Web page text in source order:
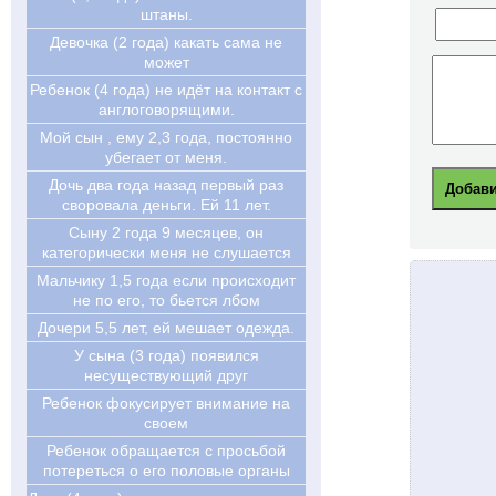
штаны.
Девочка (2 года) какать сама не
может
Ребенок (4 года) не идёт на контакт с
англоговорящими.
Мой сын , ему 2,3 года, постоянно
убегает от меня.
Дочь два года назад первый раз
своровала деньги. Ей 11 лет.
Cыну 2 года 9 месяцев, он
категорически меня не слушается
Мальчику 1,5 года если происходит
не по его, то бьется лбом
Дочери 5,5 лет, ей мешает одежда.
У сына (3 года) появился
несуществующий друг
Ребенок фокусирует внимание на
своем
Ребенок обращается с просьбой
потереться о его половые органы